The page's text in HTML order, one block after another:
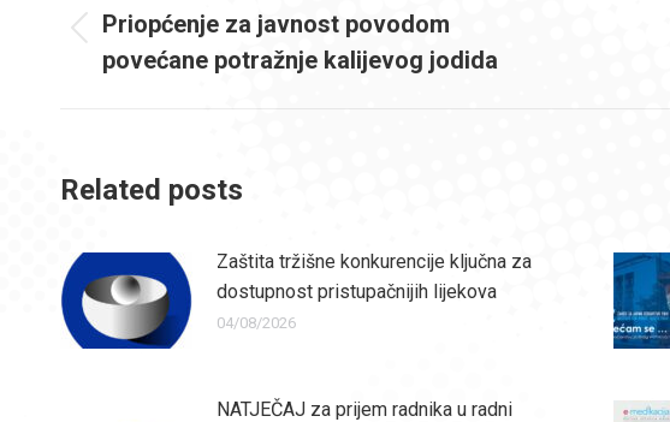
navigation
Previous
post:
Priopćenje za javnost povodom
povećane potražnje kalijevog jodida
Related posts
Zaštita tržišne konkurencije ključna za
dostupnost pristupačnijih lijekova
04/08/2026
NATJEČAJ za prijem radnika u radni